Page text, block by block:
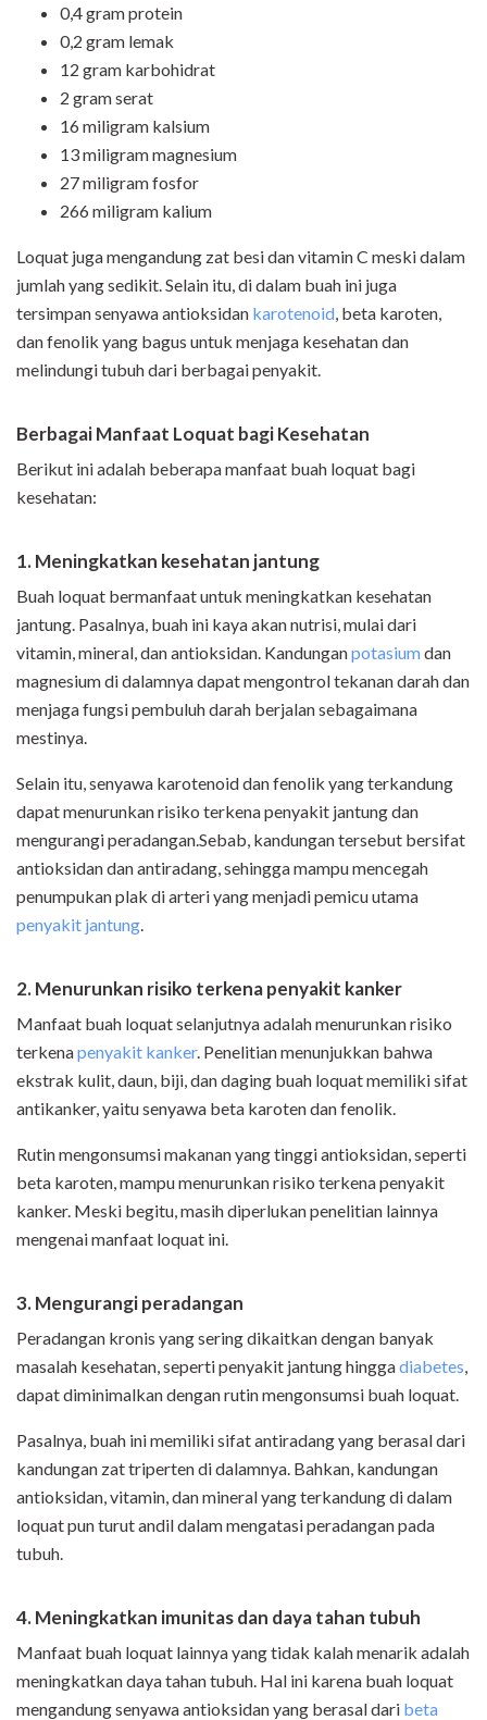
0,4 gram protein
0,2 gram lemak
12 gram karbohidrat
2 gram serat
16 miligram kalsium
13 miligram magnesium
27 miligram fosfor
266 miligram kalium
Loquat juga mengandung zat besi dan vitamin C meski dalam
jumlah yang sedikit. Selain itu, di dalam buah ini juga
tersimpan senyawa antioksidan karotenoid , beta karoten,
dan fenolik yang bagus untuk menjaga kesehatan dan
melindungi tubuh dari berbagai penyakit.
Berbagai Manfaat Loquat bagi Kesehatan
Berikut ini adalah beberapa manfaat buah loquat bagi
kesehatan:
1. Meningkatkan kesehatan jantung
Buah loquat bermanfaat untuk meningkatkan kesehatan
jantung. Pasalnya, buah ini kaya akan nutrisi, mulai dari
vitamin, mineral, dan antioksidan. Kandunganpotasiumdan
magnesium di dalamnya dapat mengontrol tekanan darah dan
menjaga fungsi pembuluh darah berjalan sebagaimana
mestinya.
Selain itu, senyawa karotenoid dan fenolik yang terkandung
dapat menurunkan risiko terkena penyakit jantung dan
mengurangi peradangan.Sebab, kandungan tersebut bersifat
antioksidan dan antiradang, sehingga mampu mencegah
penumpukan plak di arteri yang menjadi pemicu utama
penyakit jantung
2. Menurunkan risiko terkena penyakit kanker
Manfaat buah loquat selanjutnya adalah menurunkan risiko
terkenapenyakit kanker. Penelitian menunjukkan bahwa
ekstrak kulit, daun, biji, dan daging buah loquat memiliki sifat
antikanker, yaitu senyawa beta karoten dan fenolik.
Rutin mengonsumsi makanan yang tinggi antioksidan, seperti
beta karoten, mampu menurunkan risiko terkena penyakit
kanker. Meski begitu, masih diperlukan penelitian lainnya
mengenai manfaat loquat ini.
3. Mengurangi peradangan
Peradangan kronis yang sering dikaitkan dengan banyak
masalah kesehatan, seperti penyakit jantung hinggadiabetes
dapat diminimalkan dengan rutin mengonsumsi buah loquat.
Pasalnya, buah ini memiliki sifat antiradang yang berasal dari
kandungan zat triperten di dalamnya. Bahkan, kandungan
antioksidan, vitamin, dan mineral yang terkandung di dalam
loquat pun turut andil dalam mengatasi peradangan pada
tubuh.
4. Meningkatkan imunitas dan daya tahan tubuh
Manfaat buah loquat lainnya yang tidak kalah menarik adalah
meningkatkan daya tahan tubuh. Hal ini karena buah loquat
mengandung senyawa antioksidan yang berasal dari beta